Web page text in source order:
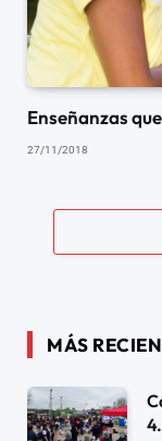
Enseñanzas
27/11/2018
MÁS